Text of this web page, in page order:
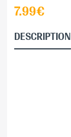
7.99€
DESCRIPTION